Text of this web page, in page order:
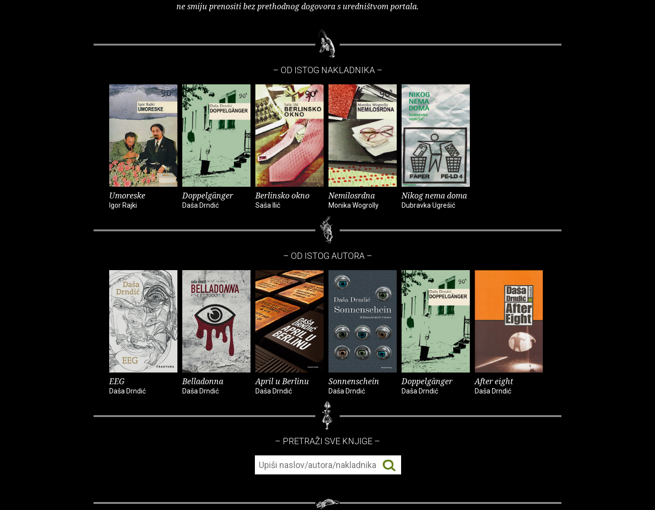
ne smiju prenositi bez prethodnog dogovora s uredništvom portala.
– OD ISTOG NAKLADNIKA –
Umoreske
Igor Rajki
Doppelgänger
Daša Drndić
Berlinsko okno
Saša Ilić
Nemilosrdna
Monika Wogrolly
Nikog nema doma
Dubravka Ugrešić
– OD ISTOG AUTORA –
EEG
Daša Drndić
Belladonna
Daša Drndić
April u Berlinu
Daša Drndić
Sonnenschein
Daša Drndić
Doppelgänger
Daša Drndić
After eight
Daša Drndić
– PRETRAŽI SVE KNJIGE –